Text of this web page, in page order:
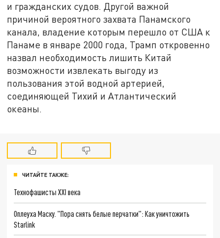
и гражданских судов. Другой важной
причиной вероятного захвата Панамского
канала, владение которым перешло от США к
Панаме в январе 2000 года, Трамп откровенно
назвал необходимость лишить Китай
возможности извлекать выгоду из
пользования этой водной артерией,
соединяющей Тихий и Атлантический
океаны.
ЧИТАЙТЕ ТАКЖЕ:
Технофашисты XXI века
Оплеуха Маску. "Пора снять белые перчатки": Как уничтожить
Starlink